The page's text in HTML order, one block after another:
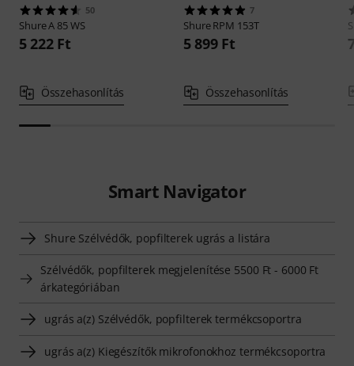
50
ShureA 85 WS
5 222 Ft
Összehasonlítás
7
ShureRPM 153T
5 899 Ft
Összehasonlítás
Smart Navigator
Shure Szélvédők, popfilterek ugrás a listára
Szélvédők, popfilterek megjelenítése 5500 Ft - 6000 Ft
árkategóriában
ugrás a(z) Szélvédők, popfilterek termékcsoportra
ugrás a(z) Kiegészítők mikrofonokhoz termékcsoportra